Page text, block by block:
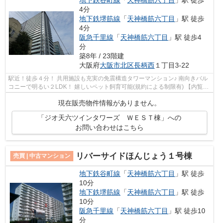
4分
地下鉄堺筋線 「天神橋筋六丁目 」駅 徒歩
4分
阪急千里線 「天神橋筋六丁目 」駅 徒歩4
分
築8年 / 23階建
大阪府大阪市北区長柄西１丁目3-22
駅近！徒歩４分！ 共用施設も充実の免震構造タワーマンション♪ 南向きバル
コニーで明るい２LDK！ 嬉しいペット飼育可能(規約による制限有) 【内覧希
現在販売物件情報がありません。
「ジオ天六ツインタワーズ ＷＥＳＴ棟」への
お問い合わせはこちら
売買 | 中古マンション リバーサイドほんじょう１号棟
地下鉄谷町線 「天神橋筋六丁目 」駅 徒歩
10分
地下鉄堺筋線 「天神橋筋六丁目 」駅 徒歩
10分
阪急千里線 「天神橋筋六丁目 」駅 徒歩10
分